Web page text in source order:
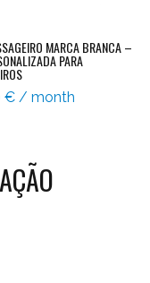
MARCA BRANCA –
PARA
€ / month